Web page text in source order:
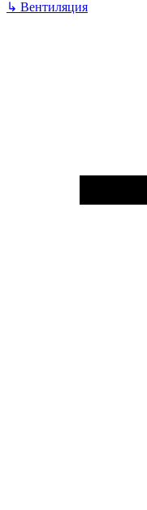
↳ Вентиляция